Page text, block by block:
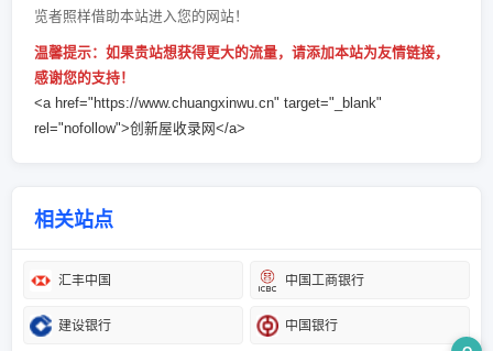
览者照样借助本站进入您的网站！
温馨提示：如果贵站想获得更大的流量，请添加本站为友情链接，
感谢您的支持！
<a href="https://www.chuangxinwu.cn" target="_blank"
rel="nofollow">创新屋收录网</a>
相关站点
汇丰中国 中国工商银行
建设银行 中国银行